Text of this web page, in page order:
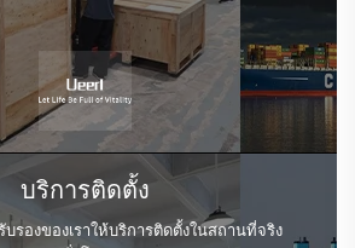
บริการติดตั้ง
รองของเราให้บริการติดตั้งในสถานที่จริง